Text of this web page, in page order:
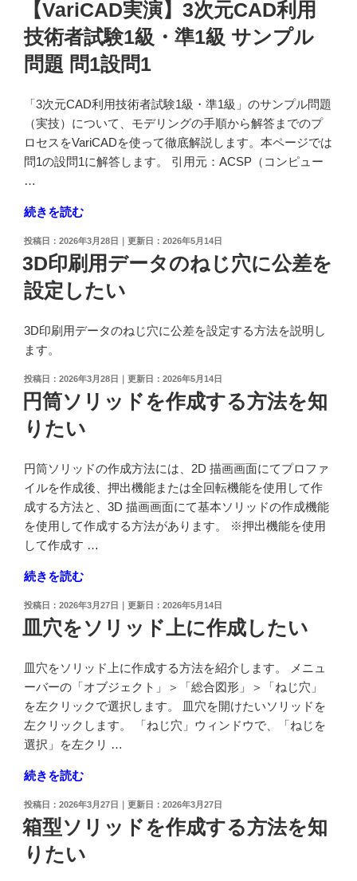
＊
ソ
リ
ド
モ
デ
ル
編"
の
1
級
サ
プ
ル
問
題
問
設
問
3"
の
次
元
CAD
技
術
者
試
験
級・
準
1
級
プ
ル
問
題
問
設
問
2"
の
【VariCAD実演】3次元CAD利用
技術者試験1級・準1級 サンプル
問題 問1設問1
「3次元CAD利用技術者試験1級・準1級」のサンプル問題
（実技）について、モデリングの手順から解答までのプ
ロセスをVariCADを使って徹底解説します。本ページでは
問1の設問1に解答します。 引用元：ACSP（コンピュー
…
"【VariCAD
演】
3
次
CAD
利
技
術
者
試
1
級・
準
1
級
サ
プ
ル
題
問
1
設
問
の
続きを読む
投
日:
2026年3月28日 2026年5月14日
3D印刷用データのねじ穴に公差を
設定したい
3D印刷用データのねじ穴に公差を設定する方法を説明し
ます。
投
稿
2026年3月28日 2026年5月14日
円筒ソリッドを作成する方法を知
りたい
円筒ソリッドの作成方法には、2D 描画画面にてプロファ
イルを作成後、押出機能または全回転機能を使用して作
成する方法と、3D 描画画面にて基本ソリッドの作成機能
を使用して作成する方法があります。 ※押出機能を使用
して作成す …
"円
ソ
リ
ド
を
作
成
す
る
方
法
を
知
り
続きを読む
投
稿
日:
2026年3月27日 2026年5月14日
皿穴をソリッド上に作成したい
皿穴をソリッド上に作成する方法を紹介します。 メニュ
ーバーの「オブジェクト」＞「総合図形」＞「ねじ穴」
を左クリックで選択します。 皿穴を開けたいソリッドを
左クリックします。 「ねじ穴」ウィンドウで、「ねじを
選択」を左クリ …
"皿
を
ソ
リ
続きを読む
投
稿
日:
2026年3月27日 2026年3月27日
箱型ソリッドを作成する方法を知
りたい